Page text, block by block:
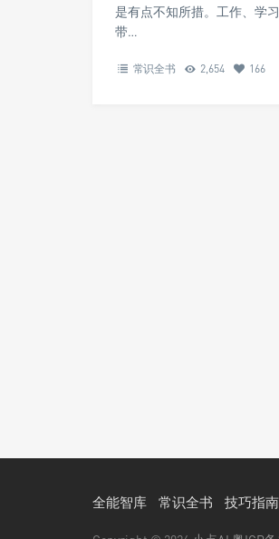
是有点不知所措。工作、学
带…
常识全书 2,654 166
全能智库 常识全书 技巧指南